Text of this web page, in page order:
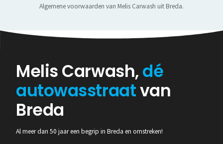
Behandeling interieur/exterieur
Algemene voorwaarden van Melis Carwash uit Breda.
Melis Carwash,dé
autowasstraatvan
Breda
Al meer dan 50 jaar een begrip in Breda en omstreken!